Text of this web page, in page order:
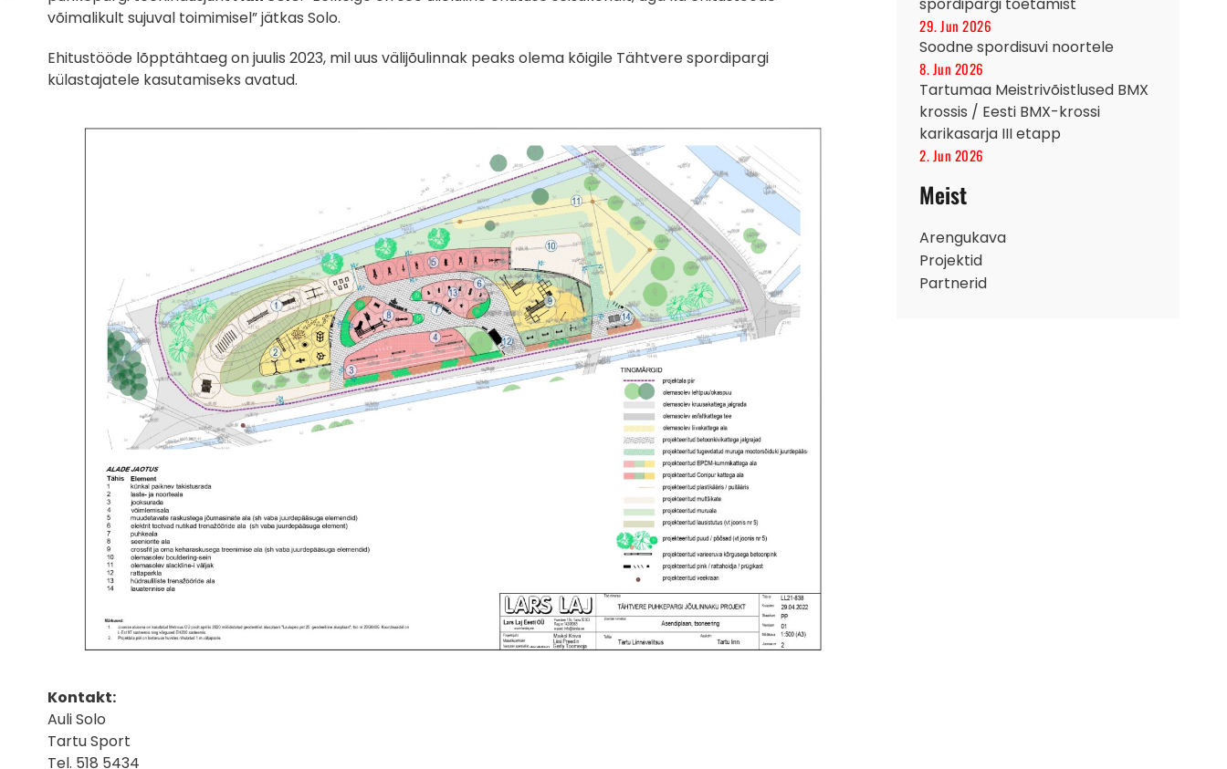
võimalikult sujuval toimimisel” jätkas Solo.
Ehitustööde lõpptähtaeg on juulis 2023, mil uus välijõulinnak peaks olema kõigile Tähtvere spordipargi
külastajatele kasutamiseks avatud.
Kontakt:
Auli Solo
Tartu Sport
Tel. 518 5434
29. Jun 2026
Soodne spordisuvi noortele
8. Jun 2026
Tartumaa Meistrivõistlused BMX
krossis / Eesti BMX-krossi
karikasarja III etapp
2. Jun 2026
Meist
Arengukava
Projektid
Partnerid